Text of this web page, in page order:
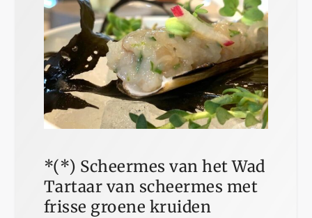
*(*) Scheermes van het Wad
Tartaar van scheermes met
frisse groene kruiden